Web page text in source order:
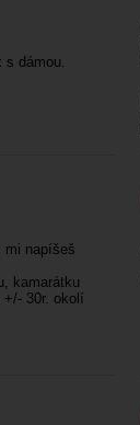
s dámou.
mi napíšeš
kamarátku
+/- 30r. okolí